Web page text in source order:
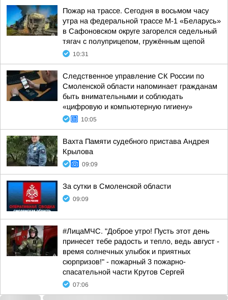
Пожар на трассе. Сегодня в восьмом часу
утра на федеральной трассе М-1 «Беларусь»
в Сафоновском округе загорелся седельный
тягач с полуприцепом, гружённым щепой
10:31
Следственное управление СК России по
Смоленской области напоминает гражданам
быть внимательными и соблюдать
«цифровую и компьютерную гигиену»
10:05
Вахта Памяти судебного пристава Андрея
Крылова
09:09
За сутки в Смоленской области
09:09
#ЛицаМЧС. "Доброе утро! Пусть этот день
принесет тебе радость и тепло, ведь август -
время солнечных улыбок и приятных
сюрпризов!" - пожарный 3 пожарно-
спасательной части Крутов Сергей
07:06